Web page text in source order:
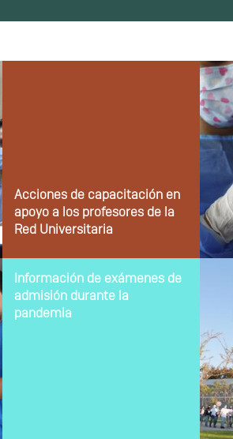
Acciones de capacitación en
apoyo a los profesores de la
Red Universitaria
Información de exámenes de
admisión durante la
pandemia